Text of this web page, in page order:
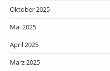
Oktober 2025
Mai 2025
April 2025
März 2025